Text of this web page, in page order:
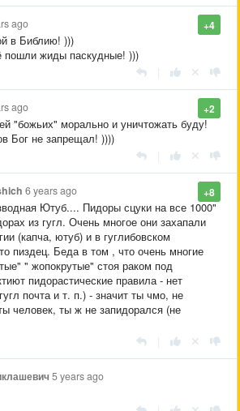
+4
ago
в Библию! )))
пошли жиды паскудные! )))
+2
ago
"божьих" морально и уничтожать буду!
Бог не запрещал! ))))
+8
6 years ago
Ютуб.... Пидоры сцуки на все 1000"
из гугл. Очень многое они захапали
(капча, ютуб) и в гуглибовском
пиздец. Беда в том , что очень многие
" жопокрутые" стоя раком под
пидорастические правила - нет
почта и т. п.) - значит ты чмо, не
человек, ты ж не запидорался (не
5 years ago